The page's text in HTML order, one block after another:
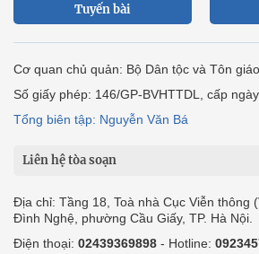
Tuyến bài
Cơ quan chủ quản: Bộ Dân tộc và Tôn giáo
Số giấy phép: 146/GP-BVHTTDL, cấp
Tổng biên tập: Nguyễn Văn Bá
Liên hệ tòa soạn
Địa chỉ: Tầng 18, Toà nhà Cục Viễn thông
Đình Nghệ, phường Cầu Giấy, TP. Hà Nội.
Điện thoại: 02439369898 - Hotline: